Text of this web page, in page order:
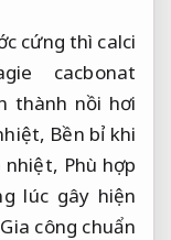
cứng thì calci
cacbonat
thành nồi hơi
Bền bỉ khi
nhiệt, Phù hợp
lúc gây hiện
Gia công chuẩn